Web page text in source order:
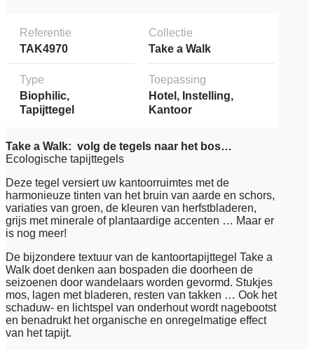
Referentie
TAK4970
Collectie
Take a Walk
Type
Biophilic,
Tapijttegel
Toepassing
Hotel, Instelling,
Kantoor
Take a Walk: volg de tegels naar het bos…
Ecologische tapijttegels
Deze tegel versiert uw kantoorruimtes met de
harmonieuze tinten van het bruin van aarde en schors,
variaties van groen, de kleuren van herfstbladeren,
grijs met minerale of plantaardige accenten … Maar er
is nog meer!
De bijzondere textuur van de kantoortapijttegel Take a
Walk doet denken aan bospaden die doorheen de
seizoenen door wandelaars worden gevormd. Stukjes
mos, lagen met bladeren, resten van takken … Ook het
schaduw- en lichtspel van onderhout wordt nagebootst
en benadrukt het organische en onregelmatige effect
van het tapijt.